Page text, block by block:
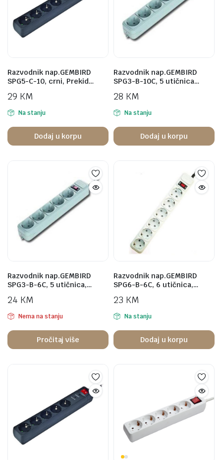
Razvodnik nap.GEMBIRD
SPG5-C-10, crni, Prekid…
29 KM
Na stanju
Dodaj u korpu
Razvodnik nap.GEMBIRD
SPG3-B-10C, 5 utičnica…
28 KM
Na stanju
Dodaj u korpu
Razvodnik nap.GEMBIRD
SPG3-B-6C, 5 utičnica,…
24 KM
Nema na stanju
Pročitaj više
Razvodnik nap.GEMBIRD
SPG6-B-6C, 6 utičnica,…
23 KM
Na stanju
Dodaj u korpu